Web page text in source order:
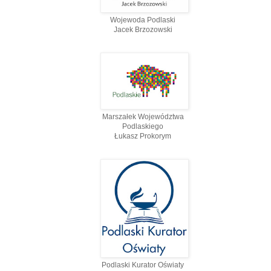
Wojewoda Podlaski
Jacek Brzozowski
Marszałek Województwa
Podlaskiego
Łukasz Prokorym
Podlaski Kurator Oświaty